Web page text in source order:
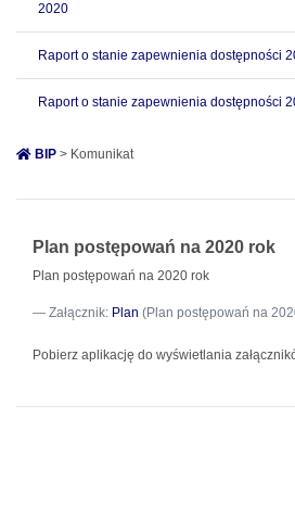
2020
Raport o stanie zapewnienia dostępności
Raport o stanie zapewnienia dostępności
BIP > Komunikat
Plan postępowań na 2020 rok
Plan postępowań na 2020 rok
Załącznik: Plan (Plan postępowań na
Pobierz aplikację do wyświetlania